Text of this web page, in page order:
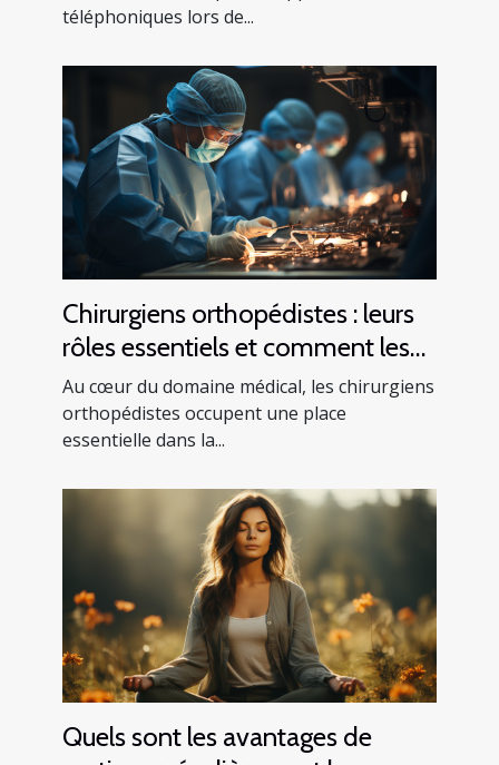
téléphoniques lors de...
Chirurgiens orthopédistes : leurs
rôles essentiels et comment les
trouver
Au cœur du domaine médical, les chirurgiens
orthopédistes occupent une place
essentielle dans la...
Quels sont les avantages de